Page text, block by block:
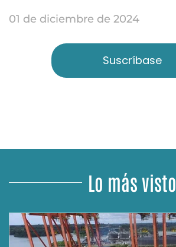
01 de diciembre de 2024
Suscríbase
Lo más visto